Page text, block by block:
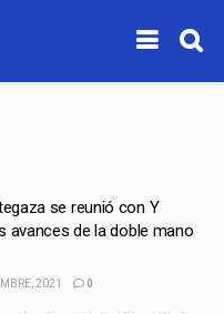
se reunió con Y
avances de la doble mano
2021 0